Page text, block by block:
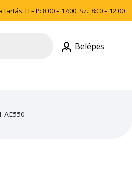
tartás: H – P: 8:00 – 17:00, Sz.: 8:00 – 12:00
Belépés
AE550